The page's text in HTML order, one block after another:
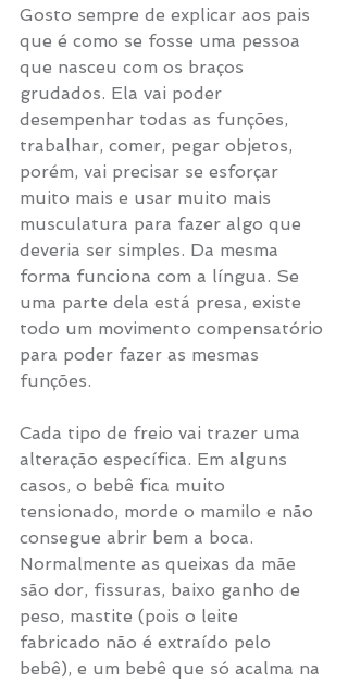
Gosto sempre de explicar aos pais
que é como se fosse uma pessoa
que nasceu com os braços
grudados. Ela vai poder
desempenhar todas as funções,
trabalhar, comer, pegar objetos,
porém, vai precisar se esforçar
muito mais e usar muito mais
musculatura para fazer algo que
deveria ser simples. Da mesma
forma funciona com a língua. Se
uma parte dela está presa, existe
todo um movimento compensatório
para poder fazer as mesmas
funções.
Cada tipo de freio vai trazer uma
alteração específica. Em alguns
casos, o bebê fica muito
tensionado, morde o mamilo e não
consegue abrir bem a boca.
Normalmente as queixas da mãe
são dor, fissuras, baixo ganho de
peso, mastite (pois o leite
fabricado não é extraído pelo
bebê), e um bebê que só acalma na